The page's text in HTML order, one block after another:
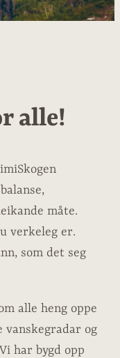
alle!
måte.
verkeleg er.
som det seg
alle heng oppe
vanskegradar og
har bygd opp